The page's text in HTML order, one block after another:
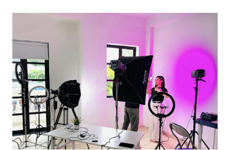
mạng xã hội hoặc website theo thời gian thực. Để thực hiện
chuyên biệt giúp xử lý hình ảnh, âm thanh, hiệu ứng và kết nối ổn
định. Những công cụ hỗ trợ livestream chuyên biệt Hiện nay,
phần mềm Livestream không chỉ phục vụ streamer hay game thủ
mà còn là trợ thủ đắc lực cho nhà bán hàng online, giáo viên,
doanh nghiệp, nhà sáng tạo nội dung. Việc lựa chọn đúng phần
mềm sẽ giúp bu...